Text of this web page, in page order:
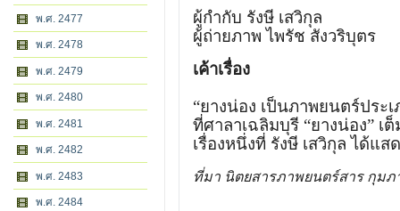
พ.ศ. 2477
พ.ศ. 2478
พ.ศ. 2479
พ.ศ. 2480
พ.ศ. 2481
พ.ศ. 2482
พ.ศ. 2483
พ.ศ. 2484
ผู้กํากับ รังษี เสวิกุล
ผู้ถ่ายภาพ ไพรัช สังวริบุตร
เค้าเรื่อง
“ยางน่อง เป็นภาพยนตร์ประ
ที่ศาลาเฉลิมบุรี “ยางน่อง”
เรื่องหนึ่งที่ รังษี เสวิกุล ได้แ
ที่มา นิตยสารภาพยนตร์สาร กุมภ